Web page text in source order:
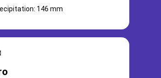
146 mm